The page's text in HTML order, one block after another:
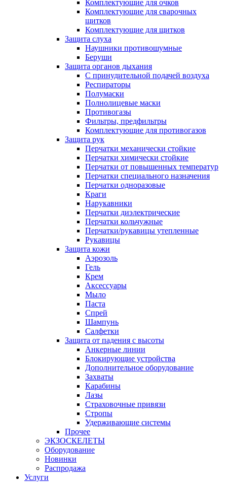
Комплектующие для очков
Комплектующие для сварочных
щитков
Комплектующие для щитков
Защита слуха
Наушники противошумные
Беруши
Защита органов дыхания
С принудительной подачей воздуха
Респираторы
Полумаски
Полнолицевые маски
Противогазы
Фильтры, предфильтры
Комплектующие для противогазов
Защита рук
Перчатки механически стойкие
Перчатки химически стойкие
Перчатки от повышенных температур
Перчатки специального назначения
Перчатки одноразовые
Краги
Нарукавники
Перчатки диэлектрические
Перчатки кольчужные
Перчатки/рукавицы утепленные
Рукавицы
Защита кожи
Аэрозоль
Гель
Крем
Аксессуары
Мыло
Паста
Спрей
Шампунь
Салфетки
Защита от падения с высоты
Анкерные линии
Блокирующие устройства
Дополнительное оборудование
Захваты
Карабины
Лазы
Страховочные привязи
Стропы
Удерживающие системы
Прочее
ЭКЗОСКЕЛЕТЫ
Оборудование
Новинки
Распродажа
Услуги